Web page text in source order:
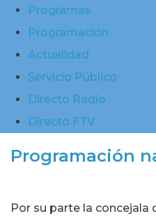
Programas
Programación
Actualidad
Servicio Público
Directo Radio
Directo FTV
Programación
Por su parte la